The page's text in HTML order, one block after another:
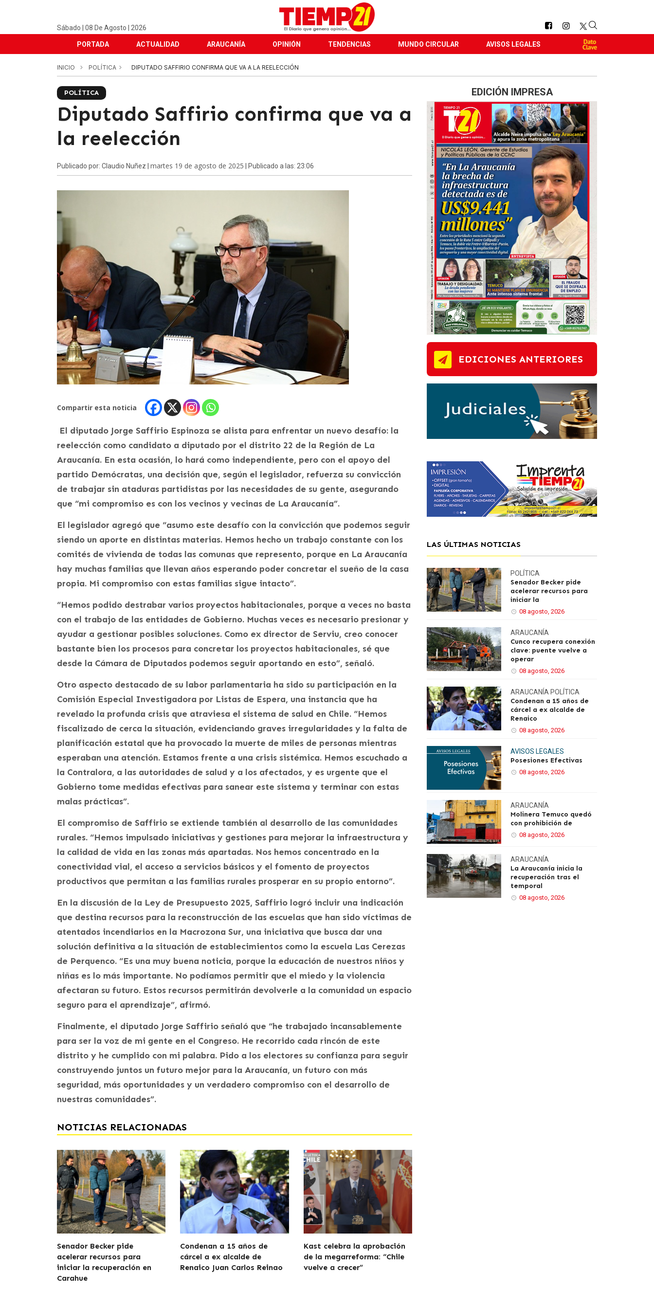
Sábado | 08 De Agosto | 2026
PORTADA ACTUALIDAD ARAUCANÍA OPINIÓN TENDENCIAS MUNDO CIRCULAR AVISOS LEGALES
INICIO POLÍTICA DIPUTADO SAFFIRIO CONFIRMA QUE VA A LA REELECCIÓN
POLÍTICA
Diputado Saffirio confirma que va a
la reelección
Publicado por: Claudio Nuñez | martes 19 de agosto de 2025 | Publicado a las: 23:06
Compartir esta noticia
El diputado Jorge Saffirio Espinoza se alista para enfrentar un nuevo desafío: la
reelección como candidato a diputado por el distrito 22 de la Región de La
Araucanía. En esta ocasión, lo hará como independiente, pero con el apoyo del
partido Demócratas, una decisión que, según el legislador, refuerza su convicción
de trabajar sin ataduras partidistas por las necesidades de su gente, asegurando
que “mi compromiso es con los vecinos y vecinas de La Araucanía”.
El legislador agregó que “asumo este desafío con la convicción que podemos seguir
siendo un aporte en distintas materias. Hemos hecho un trabajo constante con los
comités de vivienda de todas las comunas que represento, porque en La Araucanía
hay muchas familias que llevan años esperando poder concretar el sueño de la casa
propia. Mi compromiso con estas familias sigue intacto”.
“Hemos podido destrabar varios proyectos habitacionales, porque a veces no basta
con el trabajo de las entidades de Gobierno. Muchas veces es necesario presionar y
ayudar a gestionar posibles soluciones. Como ex director de Serviu, creo conocer
bastante bien los procesos para concretar los proyectos habitacionales, sé que
desde la Cámara de Diputados podemos seguir aportando en esto”, señaló.
Otro aspecto destacado de su labor parlamentaria ha sido su participación en la
Comisión Especial Investigadora por Listas de Espera, una instancia que ha
revelado la profunda crisis que atraviesa el sistema de salud en Chile. “Hemos
fiscalizado de cerca la situación, evidenciando graves irregularidades y la falta de
planificación estatal que ha provocado la muerte de miles de personas mientras
esperaban una atención. Estamos frente a una crisis sistémica. Hemos escuchado a
la Contralora, a las autoridades de salud y a los afectados, y es urgente que el
Gobierno tome medidas efectivas para sanear este sistema y terminar con estas
malas prácticas”.
El compromiso de Saffirio se extiende también al desarrollo de las comunidades
rurales. “Hemos impulsado iniciativas y gestiones para mejorar la infraestructura y
la calidad de vida en las zonas más apartadas. Nos hemos concentrado en la
conectividad vial, el acceso a servicios básicos y el fomento de proyectos
productivos que permitan a las familias rurales prosperar en su propio entorno”.
En la discusión de la Ley de Presupuesto 2025, Saffirio logró incluir una indicación
que destina recursos para la reconstrucción de las escuelas que han sido víctimas de
atentados incendiarios en la Macrozona Sur, una iniciativa que busca dar una
solución definitiva a la situación de establecimientos como la escuela Las Cerezas
de Perquenco. “Es una muy buena noticia, porque la educación de nuestros niños y
niñas es lo más importante. No podíamos permitir que el miedo y la violencia
afectaran su futuro. Estos recursos permitirán devolverle a la comunidad un espacio
seguro para el aprendizaje”, afirmó.
Finalmente, el diputado Jorge Saffirio señaló que “he trabajado incansablemente
para ser la voz de mi gente en el Congreso. He recorrido cada rincón de este
distrito y he cumplido con mi palabra. Pido a los electores su confianza para seguir
construyendo juntos un futuro mejor para la Araucanía, un futuro con más
seguridad, más oportunidades y un verdadero compromiso con el desarrollo de
nuestras comunidades”.
NOTICIAS RELACIONADAS
Senador Becker pide
acelerar recursos para
iniciar la recuperación en
Carahue
Condenan a 15 años de
cárcel a ex alcalde de
Renaico Juan Carlos Reinao
Kast celebra la aprobación
de la megarreforma: “Chile
vuelve a crecer”
EDICIÓN IMPRESA
EDICIONES ANTERIORES
LAS ÚLTIMAS NOTICIAS
POLÍTICA
Senador Becker pide
acelerar recursos para
iniciar la
08 agosto, 2026
ARAUCANÍA
Cunco recupera conexión
clave: puente vuelve a
operar
08 agosto, 2026
ARAUCANÍA POLÍTICA
Condenan a 15 años de
cárcel a ex alcalde de
Renaico
08 agosto, 2026
AVISOS LEGALES
Posesiones Efectivas
08 agosto, 2026
ARAUCANÍA
Molinera Temuco quedó
con prohibición de
08 agosto, 2026
ARAUCANÍA
La Araucanía inicia la
recuperación tras el
temporal
08 agosto, 2026